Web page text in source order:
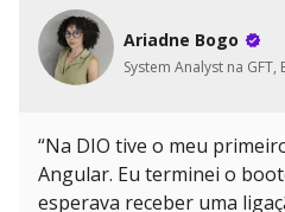
Ariadne Bogo
System Analyst na GFT,
“Na DIO tive o meu
Angular. Eu terminei o
esperava receber uma